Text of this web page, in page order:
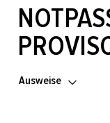
Ausweise
Zugehörige